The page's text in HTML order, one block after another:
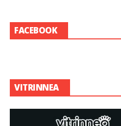
FACEBOOK
VITRINNEA